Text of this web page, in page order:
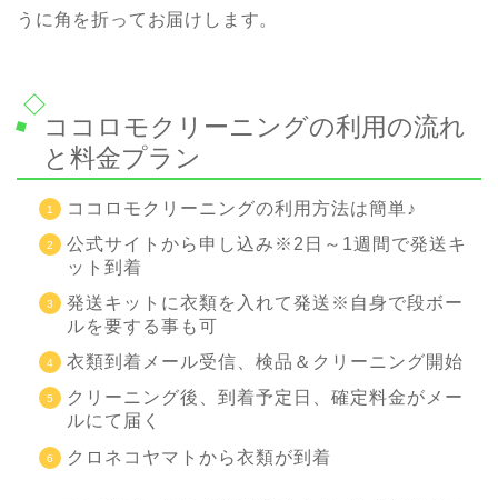
うに角を折ってお届けします。
ココロモクリーニングの利用の流れ
と料金プラン
ココロモクリーニングの利用方法は簡単♪
公式サイトから申し込み※2日～1週間で発送キ
ット到着
発送キットに衣類を入れて発送※自身で段ボー
ルを要する事も可
衣類到着メール受信、検品＆クリーニング開始
クリーニング後、到着予定日、確定料金がメー
ルにて届く
クロネコヤマトから衣類が到着